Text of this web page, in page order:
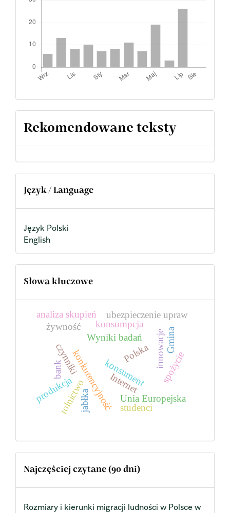
Rekomendowane teksty
Język / Language
Język Polski
English
Słowa kluczowe
konsument
Wyniki badań
konkurencyjność innowacje
spożycie
Unia Europejska
rolnictwo
Polska
konsumpcja
Gmina
czynniki
ubezpieczenie upraw
Internet
żywność
jabłka
produkcja
analiza skupień
bank
studenci
Najczęściej czytane (90 dni)
Rozmiary i kierunki migracji ludności w Polsce w